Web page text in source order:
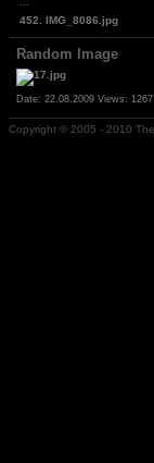
452. IMG_8086.jpg
Random Image
Date: 22.08.2009 Views: 1267
Copyright © 2005 - 2010